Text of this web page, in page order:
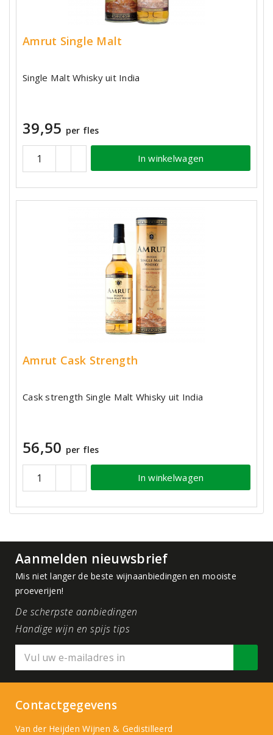
Amrut Single Malt
Single Malt Whisky uit India
39,95 per fles
In winkelwagen
Amrut Cask Strength
Cask strength Single Malt Whisky uit India
56,50 per fles
In winkelwagen
Aanmelden nieuwsbrief
Mis niet langer de beste wijnaanbiedingen en mooiste
proeverijen!
De scherpste aanbiedingen
Handige wijn en spijs tips
Contactgegevens
Van der Heijden Wijnen & Gedistilleerd